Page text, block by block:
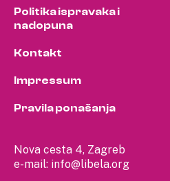
Nova cesta 4, Zagreb
e-mail: info@libela.org
Politika ispravaka i
nadopuna
Kontakt
Impressum
Pravila ponašanja